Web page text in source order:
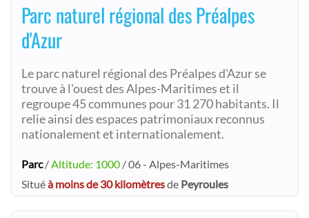
Parc naturel régional des Préalpes
d'Azur
Le parc naturel régional des Préalpes d'Azur se
trouve à l'ouest des Alpes-Maritimes et il
regroupe 45 communes pour 31 270 habitants. Il
relie ainsi des espaces patrimoniaux reconnus
nationalement et internationalement.
Parc/Altitude: 1000 / 06 - Alpes-Maritimes
Situéà moins de 30 kilomètresde Peyroules